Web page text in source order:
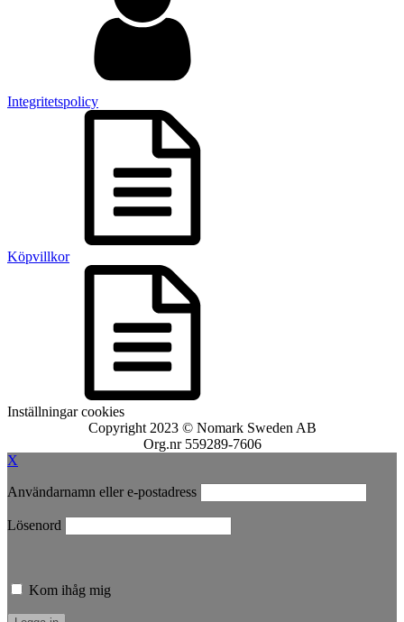
Integritetspolicy
Köpvillkor
Inställningar cookies
Copyright 2023 © Nomark Sweden AB
Org.nr 559289-7606
X
Användarnamn eller e-postadress
Lösenord
Kom ihåg mig